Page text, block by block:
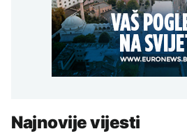
Najnovije vijesti